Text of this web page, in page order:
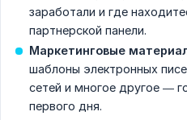
заработали и где
партнерской панели.
Маркетинговые
шаблоны электронных
сетей и многое другое —
первого дня.